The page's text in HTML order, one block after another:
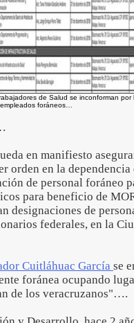
de Salud se inconforman por
foráneos…
en manifiesto
orden en la dependencia
de personal foráneo
para beneficio de
designaciones de
federales, en la
Cuitláhuac García se
foránea ocupando
de los veracruzanos"….